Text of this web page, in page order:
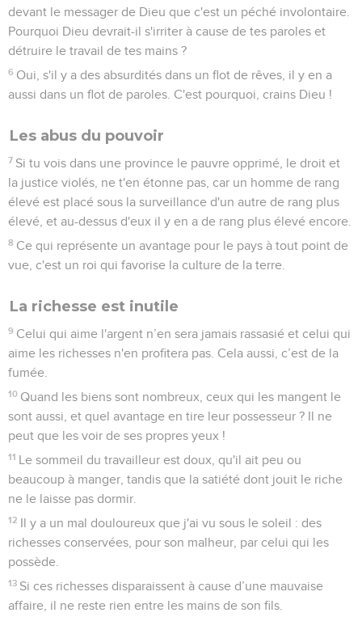
devant le messager de Dieu que c'est un péché involontaire.
Pourquoi Dieu devrait-il s'irriter à cause de tes paroles et
détruire le travail de tes mains ?
6 Oui, s'il y a des absurdités dans un flot de rêves, il y en a
aussi dans un flot de paroles. C'est pourquoi, crains Dieu !
Les abus du pouvoir
7 Si tu vois dans une province le pauvre opprimé, le droit et
la justice violés, ne t'en étonne pas, car un homme de rang
élevé est placé sous la surveillance d'un autre de rang plus
élevé, et au-dessus d'eux il y en a de rang plus élevé encore.
8 Ce qui représente un avantage pour le pays à tout point de
vue, c'est un roi qui favorise la culture de la terre.
La richesse est inutile
9 Celui qui aime l'argent n’en sera jamais rassasié et celui qui
aime les richesses n'en profitera pas. Cela aussi, c’est de la
fumée.
10 Quand les biens sont nombreux, ceux qui les mangent le
sont aussi, et quel avantage en tire leur possesseur ? Il ne
peut que les voir de ses propres yeux !
11 Le sommeil du travailleur est doux, qu'il ait peu ou
beaucoup à manger, tandis que la satiété dont jouit le riche
ne le laisse pas dormir.
12 Il y a un mal douloureux que j'ai vu sous le soleil : des
richesses conservées, pour son malheur, par celui qui les
possède.
13 Si ces richesses disparaissent à cause d’une mauvaise
affaire, il ne reste rien entre les mains de son fils.